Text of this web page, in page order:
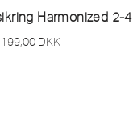
Harmonized 2-4
199,00 DKK